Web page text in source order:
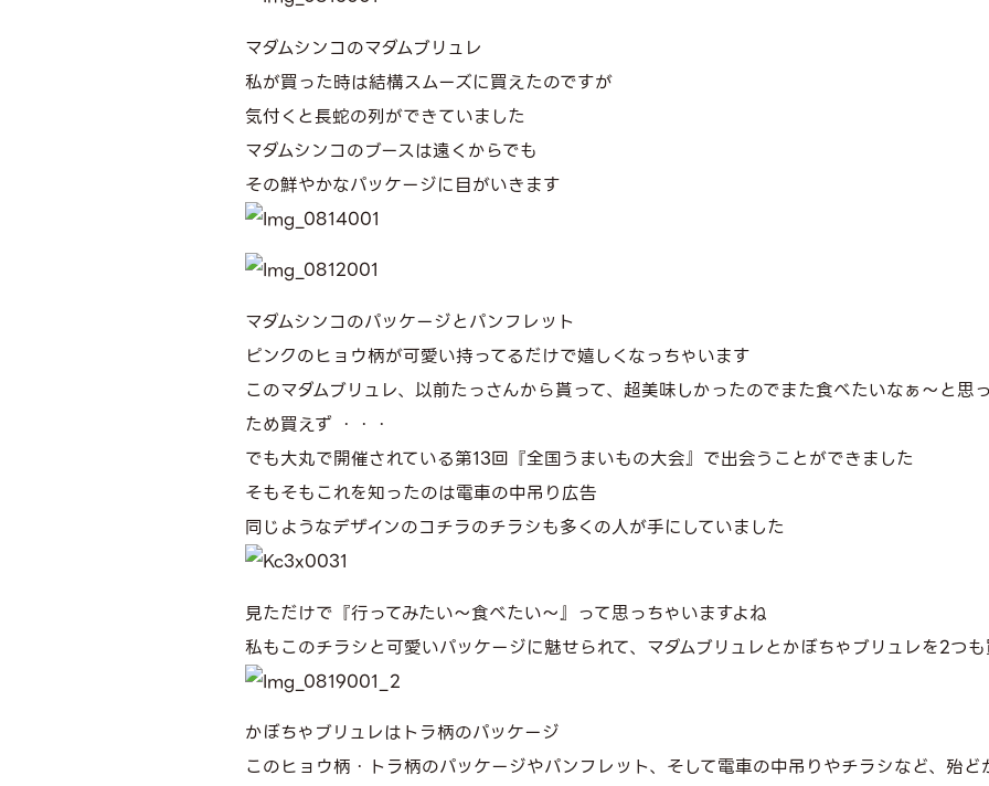
マダムシンコのマダムブリュレ
私が買った時は結構スムーズに買えたのですが
気付くと長蛇の列ができていました
マダムシンコのブースは遠くからでも
その鮮やかなパッケージに目がいきます
マダムシンコのパッケージとパンフレット
ピンクのヒョウ柄が可愛い持ってるだけで嬉しくなっちゃいます
このマダムブリュレ、以前たっさんから貰って、超美味しかったのでまた食べたいなぁ〜と思
ため買えず ・・・
でも大丸で開催されている第13回『全国うまいもの大会』で出会うことができました
そもそもこれを知ったのは電車の中吊り広告
同じようなデザインのコチラのチラシも多くの人が手にしていました
見ただけで『行ってみたい〜食べたい〜』って思っちゃいますよね
私もこのチラシと可愛いパッケージに魅せられて、マダムブリュレとかぼちゃブリュレを2つ
かぼちゃブリュレはトラ柄のパッケージ
このヒョウ柄・トラ柄のパッケージやパンフレット、そして電車の中吊りやチラシなど、殆